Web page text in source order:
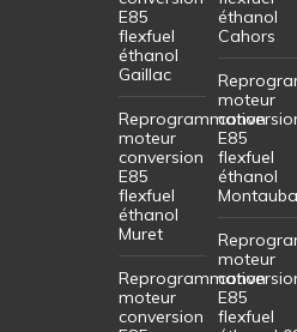
E85
flexfuel
éthanol
Gaillac
Reprogrammation
moteur
conversion
E85
flexfuel
éthanol
Muret
Reprogrammation
moteur
conversion
éthanol
Cahors
moteur
E85
flexfuel
éthanol
moteur
E85
flexfuel